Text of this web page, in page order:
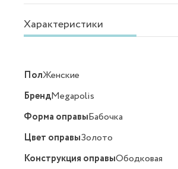
Характеристики
ПолЖенские
БрендMegapolis
Форма оправыБабочка
Цвет оправыЗолото
Конструкция оправыОбодковая